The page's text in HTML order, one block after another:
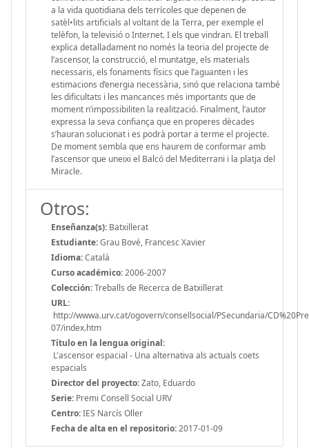
a la vida quotidiana dels terrícoles que depenen de
satèl•lits artificials al voltant de la Terra, per exemple el
telèfon, la televisió o Internet. I els que vindran. El treball
explica detalladament no només la teoria del projecte de
l’ascensor, la construcció, el muntatge, els materials
necessaris, els fonaments físics que l’aguanten i les
estimacions d’energia necessària, sinó que relaciona també
les dificultats i les mancances més importants que de
moment n’impossibiliten la realització. Finalment, l’autor
expressa la seva confiança que en properes dècades
s’hauran solucionat i es podrà portar a terme el projecte.
De moment sembla que ens haurem de conformar amb
l’ascensor que uneixi el Balcó del Mediterrani i la platja del
Miracle.
Otros:
Enseñanza(s): Batxillerat
Estudiante:Grau Bové, Francesc Xavier
Idioma:Català
Curso académico:2006-2007
Colección:Treballs de Recerca de Batxillerat
URL:
http://wwwa.urv.cat/ogovern/consellsocial/PSecundaria/
07/index.htm
Título en la lengua original:
L'ascensor espacial - Una alternativa als actuals coets
espacials
Director del proyecto:Zato, Eduardo
Serie: Premi Consell Social URV
Centro:IES Narcís Oller
Fecha de alta en el repositorio:2017-01-09